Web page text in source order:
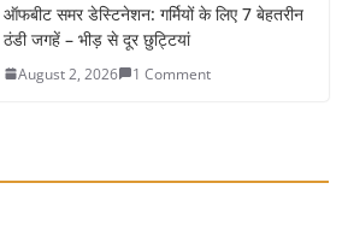
ऑफबीट समर डेस्टिनेशन: गर्मियों के लिए 7 बेहतरीन
ठंडी जगहें – भीड़ से दूर छुट्टियां
August 2, 2026 1 Comment